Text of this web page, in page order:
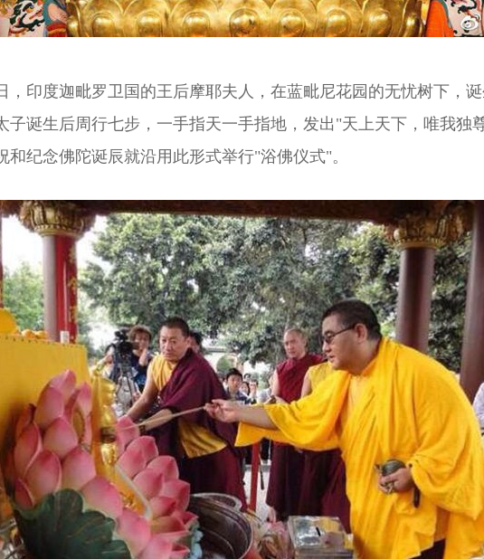
度迦毗罗卫国的王后摩耶夫人，在蓝毗尼花园的无忧树下，
诞生后周行七步，一手指天一手指地，发出"天上天下，唯我独
纪念佛陀诞辰就沿用此形式举行"浴佛仪式"。